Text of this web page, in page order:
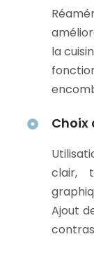
la
Choix
clair,
Ajout